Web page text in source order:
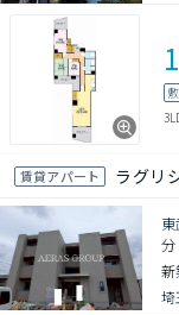
敷
賃貸アパート ラグリ
分
新
埼